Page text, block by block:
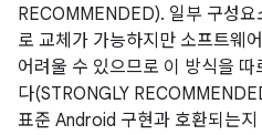
RECOMMENDED). 일부 구성
로 교체가 가능하지만 소프트웨
어려울 수 있으므로 이 방식을
다(STRONGLY
표준 Android 구현과 호환되는지